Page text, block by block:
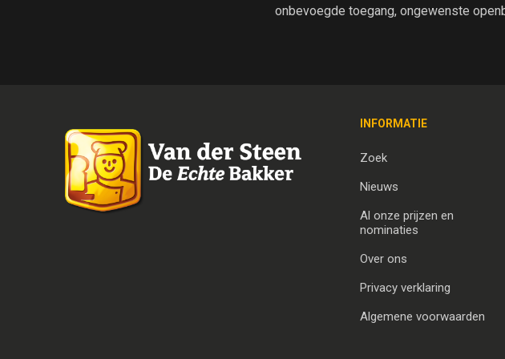
onbevoegde toegang, ongewenste
INFORMATIE
Zoek
Nieuws
Al onze prijzen en
nominaties
Over ons
Privacy verklaring
Algemene voorwaarden